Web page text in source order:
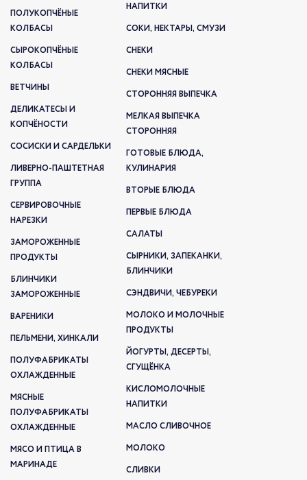
ПОЛУКОПЧЁНЫЕ
КОЛБАСЫ
СЫРОКОПЧЁНЫЕ
КОЛБАСЫ
ВЕТЧИНЫ
ДЕЛИКАТЕСЫ И
КОПЧЁНОСТИ
СОСИСКИ И САРДЕЛЬКИ
ЛИВЕРНО-ПАШТЕТНАЯ
ГРУППА
СЕРВИРОВОЧНЫЕ
НАРЕЗКИ
ЗАМОРОЖЕННЫЕ
ПРОДУКТЫ
БЛИНЧИКИ
ЗАМОРОЖЕННЫЕ
ВАРЕНИКИ
ПЕЛЬМЕНИ, ХИНКАЛИ
ПОЛУФАБРИКАТЫ
ОХЛАЖДЕННЫЕ
МЯСНЫЕ
ПОЛУФАБРИКАТЫ
ОХЛАЖДЕННЫЕ
МЯСО И ПТИЦА В
МАРИНАДЕ
НАПИТКИ
СОКИ, НЕКТАРЫ, СМУЗИ
СНЕКИ
СНЕКИ МЯСНЫЕ
СТОРОННЯЯ ВЫПЕЧКА
МЕЛКАЯ ВЫПЕЧКА
СТОРОННЯЯ
ГОТОВЫЕ БЛЮДА,
КУЛИНАРИЯ
ВТОРЫЕ БЛЮДА
ПЕРВЫЕ БЛЮДА
САЛАТЫ
СЫРНИКИ, ЗАПЕКАНКИ,
БЛИНЧИКИ
СЭНДВИЧИ, ЧЕБУРЕКИ
МОЛОКО И МОЛОЧНЫЕ
ПРОДУКТЫ
ЙОГУРТЫ, ДЕСЕРТЫ,
СГУЩЁНКА
КИСЛОМОЛОЧНЫЕ
НАПИТКИ
МАСЛО СЛИВОЧНОЕ
МОЛОКО
СЛИВКИ